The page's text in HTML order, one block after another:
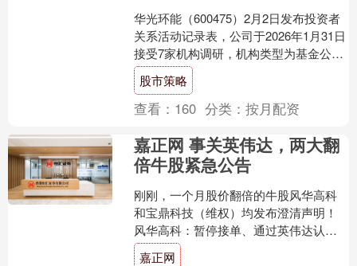
华光环能（600475）2月2日发布投资者
关系活动记录表，公司于2026年1月31日
接受7家机构调研，机构类型为基金公
司、证券公司。 投资者关系活动主要内
容介绍....
股市策略
查看： 160 分类：按月配资
嘉正网 事关英伟达，两大翻
倍牛股紧急公告
刚刚，一个月股价翻倍的牛股风华高科
和宝鼎科技（维权）均发布澄清声明！
风华高科：暂停接单、通过英伟达认证
均不实 5月31日，风华高科公告称，公司
嘉正网